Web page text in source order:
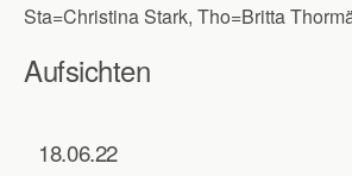
Sta=Christina Stark, Tho=Britta
Aufsichten
18.06.22